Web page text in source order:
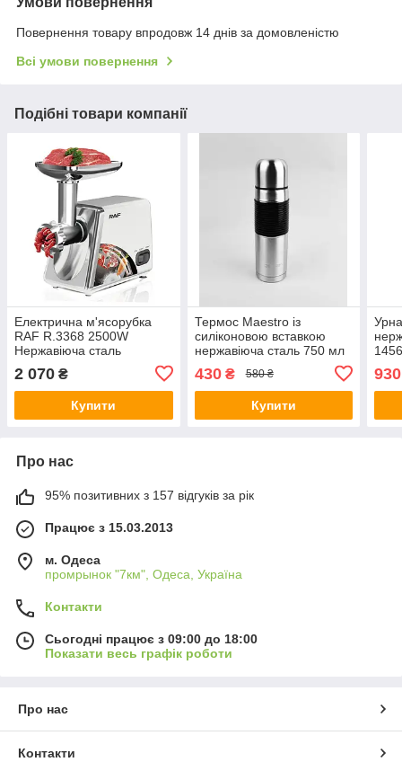
Повернення товару впродовж 14 днів за домовленістю
Всі умови повернення
Подібні товари компанії
Електрична м'ясорубка
RAF R.3368 2500W
Нержавіюча сталь
2 070 ₴
Купити
Термос Maestro із
силіконовою вставкою
нержавіюча сталь 750 мл
430₴ 580 ₴
Купити
930
Про нас
95% позитивних з 157 відгуків за рік
Працює з 15.03.2013
м. Одеса
промрынок "7км", Одеса, Україна
Контакти
Сьогодні працює з 09:00 до 18:00
Показати весь графік роботи
Про нас
Контакти